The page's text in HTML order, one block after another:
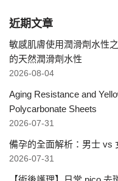
近期文章
敏感肌膚使用潤滑劑水性
的天然潤滑劑水性
2026-08-04
Aging Resistance and
Polycarbonate Sheets
2026-07-31
備孕的全面解析：男士 vs
2026-07-31